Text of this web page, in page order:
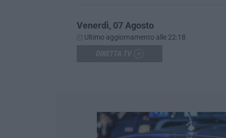
Venerdì, 07 Agosto
Ultimo aggiornamento alle 22:18